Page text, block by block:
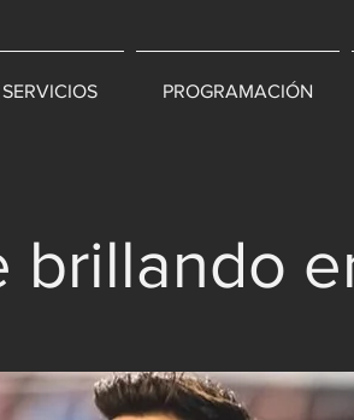
SERVICIOS PROGRAMACIÓN
brillando